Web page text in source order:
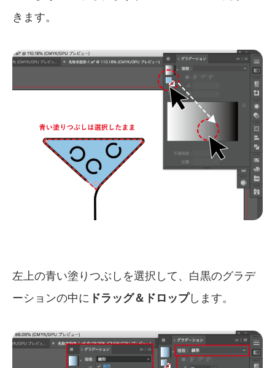
きます。
左上の青い塗りつぶしを選択して、白黒のグラデ
ーションの中に ドラッグ＆ドロップします。